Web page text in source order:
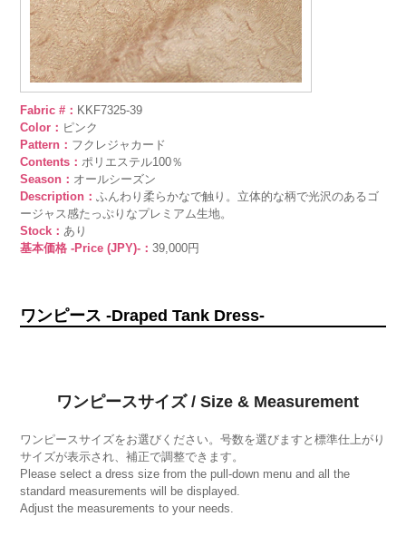
Fabric #： KKF7325-39
Color： ピンク
Pattern： フクレジャカード
Contents：ポリエステル100％
Season： オールシーズン
Description：ふんわり柔らかなで触り。立体的な柄で光沢のあるゴ
ージャス感たっぷりなプレミアム生地。
Stock：あり
基本価格 -Price (JPY)-：39,000円
ワンピース -Draped Tank Dress-
ワンピースサイズ / Size & Measurement
ワンピースサイズをお選びください。号数を選びますと標準仕上がり
サイズが表示され、補正で調整できます。
Please select a dress size from the pull-down menu and all the
standard measurements will be displayed.
Adjust the measurements to your needs.